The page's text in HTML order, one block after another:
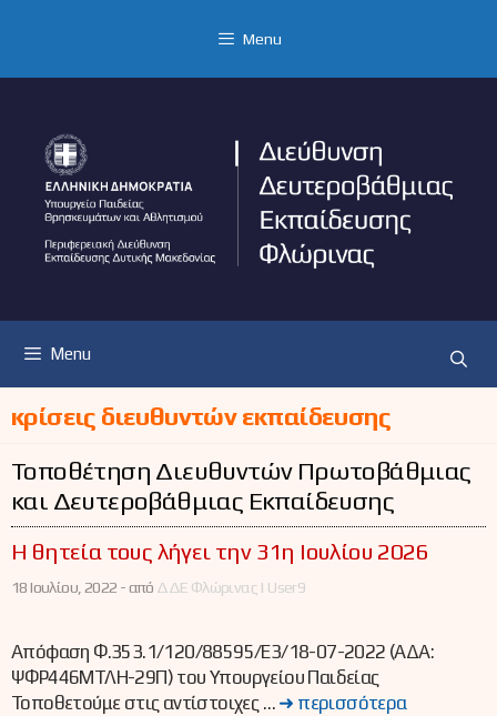
Menu
Menu
κρίσεις διευθυντών εκπαίδευσης
Τοποθέτηση Διευθυντών Πρωτοβάθμιας
και Δευτεροβάθμιας Εκπαίδευσης
Η θητεία τους λήγει την 31η Ιουλίου 2026
18 Ιουλίου, 2022 -από ΔΔΕ Φλώρινας | User9
Απόφαση Φ.353.1/120/88595/Ε3/18-07-2022 (ΑΔΑ:
ΨΦΡ446ΜΤΛΗ-29Π) του Υπουργείου Παιδείας
Τοποθετούμε στις αντίστοιχες … ➜ περισσότερα